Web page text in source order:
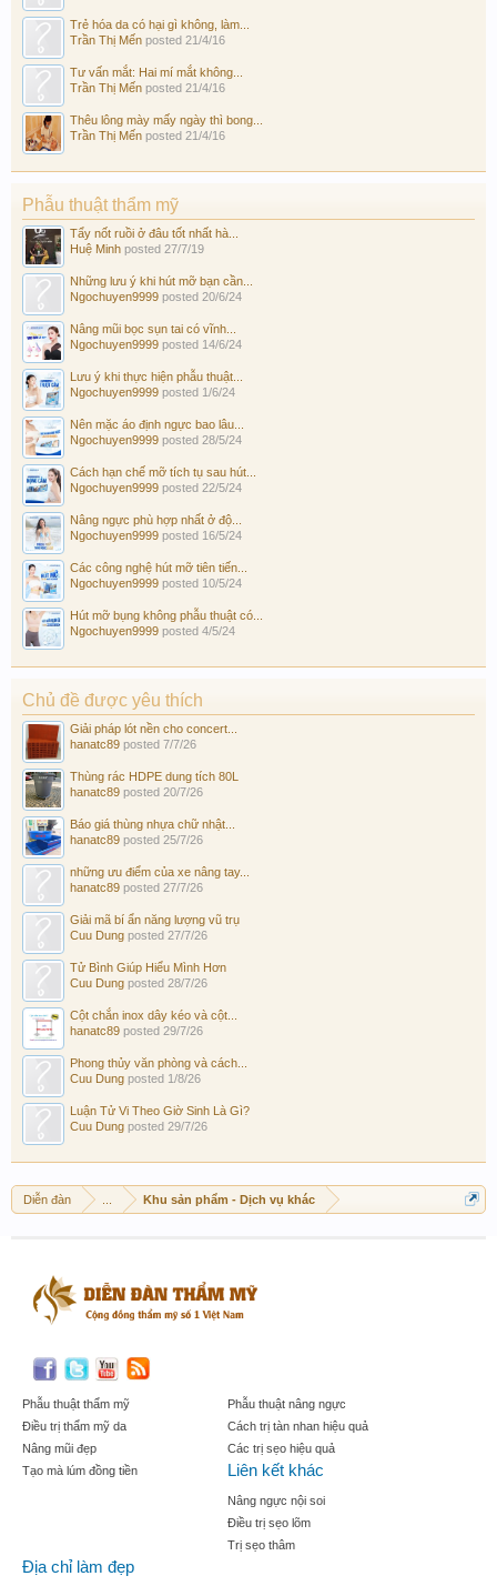
Trẻ hóa da có hại gì không, làm...
Trần Thị Mến posted 21/4/16
Tư vấn mắt: Hai mí mắt không...
Trần Thị Mến posted 21/4/16
Thêu lông mày mấy ngày thì bong...
Trần Thị Mến posted 21/4/16
Phẫu thuật thẩm mỹ
Tẩy nốt ruồi ở đâu tốt nhất hà...
Huệ Minh posted 27/7/19
Những lưu ý khi hút mỡ bạn cần...
Ngochuyen9999 posted 20/6/24
Nâng mũi bọc sụn tai có vĩnh...
Ngochuyen9999 posted 14/6/24
Lưu ý khi thực hiện phẫu thuật...
Ngochuyen9999 posted 1/6/24
Nên mặc áo định ngực bao lâu...
Ngochuyen9999 posted 28/5/24
Cách hạn chế mỡ tích tụ sau hút...
Ngochuyen9999 posted 22/5/24
Nâng ngực phù hợp nhất ở độ...
Ngochuyen9999 posted 16/5/24
Các công nghệ hút mỡ tiên tiến...
Ngochuyen9999 posted 10/5/24
Hút mỡ bụng không phẫu thuật có...
Ngochuyen9999 posted 4/5/24
Chủ đề được yêu thích
Giải pháp lót nền cho concert...
hanatc89 posted 7/7/26
Thùng rác HDPE dung tích 80L
hanatc89 posted 20/7/26
Báo giá thùng nhựa chữ nhật...
hanatc89 posted 25/7/26
những ưu điểm của xe nâng tay...
hanatc89 posted 27/7/26
Giải mã bí ẩn năng lượng vũ trụ
Cuu Dung posted 27/7/26
Tử Bình Giúp Hiểu Mình Hơn
Cuu Dung posted 28/7/26
Cột chắn inox dây kéo và cột...
hanatc89 posted 29/7/26
Phong thủy văn phòng và cách...
Cuu Dung posted 1/8/26
Luận Tử Vi Theo Giờ Sinh Là Gì?
Cuu Dung posted 29/7/26
Diễn đàn Khu sản phẩm - Dịch vụ khác
Phẫu thuật thẩm mỹ
Điều trị thẩm mỹ da
Nâng mũi đẹp
Tạo mà lúm đồng tiền
Phẫu thuật nâng ngực
Cách trị tàn nhan hiệu quả
Các trị sẹo hiệu quả
Liên kết khác
Nâng ngực nội soi
Điều trị sẹo lõm
Trị sẹo thâm
Địa chỉ làm đẹp